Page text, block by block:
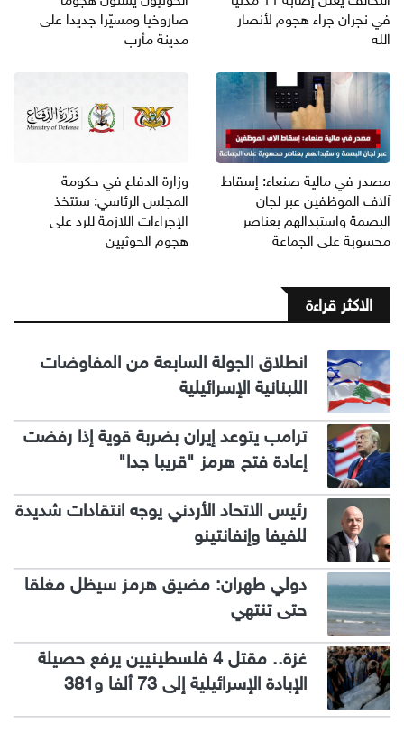
في نجران جراء هجوم لأنصار
الله
صاروخيا ومسيّرا جديدا على
مدينة مأرب
مصدر في مالية صنعاء: إسقاط
آلاف الموظفين عبر لجان
البصمة واستبدالهم بعناصر
محسوبة على الجماعة
وزارة الدفاع في حكومة
المجلس الرئاسي: ستتخذ
الإجراءات اللازمة للرد على
هجوم الحوثيين
الاكثر قراءة
انطلاق الجولة السابعة من المفاوضات
اللبنانية الإسرائيلية
ترامب يتوعد إيران بضربة قوية إذا رفضت
إعادة فتح هرمز "قريبا جدا"
رئيس الاتحاد الأردني يوجه انتقادات شديدة
للفيفا وإنفانتينو
دولي طهران: مضيق هرمز سيظل مغلقا
حتى تنتهي
غزة.. مقتل 4 فلسطينيين يرفع حصيلة
الإبادة الإسرائيلية إلى 73 ألفا و381